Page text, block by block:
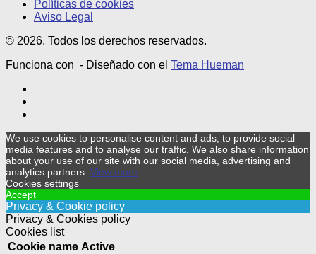
Políticas de cookies
Aviso Legal
© 2026. Todos los derechos reservados.
Funciona con - Diseñado con el Tema Hueman
We use cookies to personalise content and ads, to provide social
media features and to analyse our traffic. We also share information
about your use of our site with our social media, advertising and
analytics partners. View more
Cookies settings
Accept
Privacy & Cookie policy
Privacy & Cookies policy
Cookies list
Cookie name Active